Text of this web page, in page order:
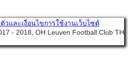
และเงื่อนไขการใช้งานเว็บไซต์
- 2018, OH Leuven Football Club TH